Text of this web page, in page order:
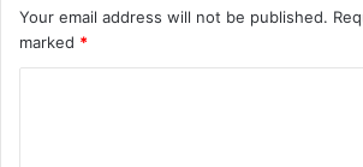
Your email address will not be published.
marked *